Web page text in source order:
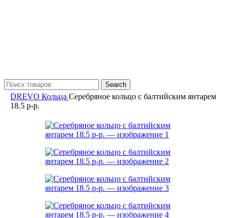
Search
DREVO Кольца Серебряное кольцо с балтийским янтарем
18.5 р-р.